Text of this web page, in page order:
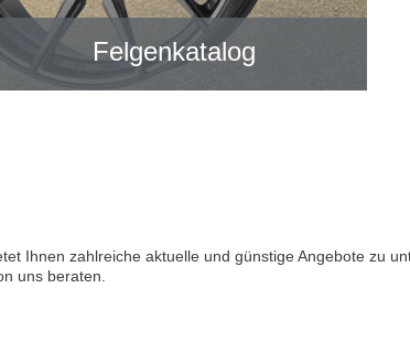
Felgenkatalog
Ihnen zahlreiche aktuelle und günstige Angebote zu
uns beraten.